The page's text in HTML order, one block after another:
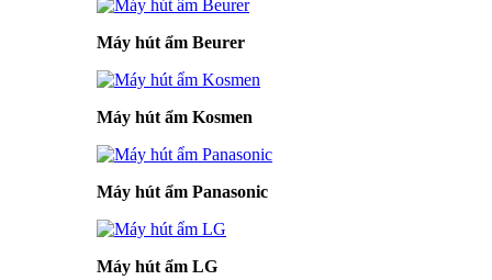
Máy hút ẩm Beurer
Máy hút ẩm Kosmen
Máy hút ẩm Panasonic
Máy hút ẩm LG